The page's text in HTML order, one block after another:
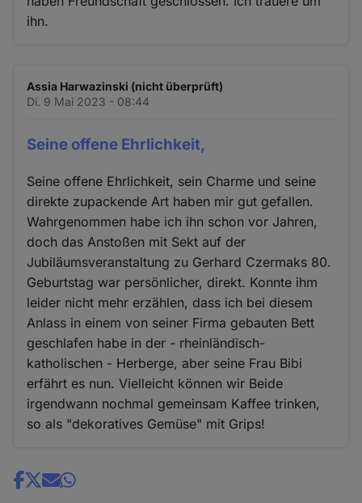
ihn.
Assia Harwazinski (nicht überprüft)
Di. 9 Mai 2023 - 08:44
Seine offene Ehrlichkeit,
Seine offene Ehrlichkeit, sein Charme und seine
direkte zupackende Art haben mir gut gefallen.
Wahrgenommen habe ich ihn schon vor Jahren,
doch das Anstoßen mit Sekt auf der
Jubiläumsveranstaltung zu Gerhard Czermaks 80.
Geburtstag war persönlicher, direkt. Konnte ihm
leider nicht mehr erzählen, dass ich bei diesem
Anlass in einem von seiner Firma gebauten Bett
geschlafen habe in der - rheinländisch-
katholischen - Herberge, aber seine Frau Bibi
erfährt es nun. Vielleicht können wir Beide
irgendwann nochmal gemeinsam Kaffee trinken,
so als "dekoratives Gemüse" mit Grips!
Share